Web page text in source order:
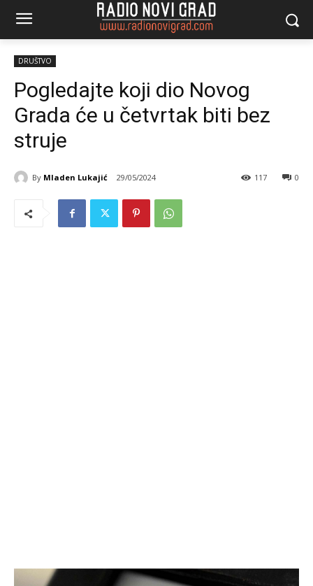
DRUŠTVO
Pogledajte koji dio Novog
Grada će u četvrtak biti bez
struje
By Mladen Lukajić 29/05/2024 0
117